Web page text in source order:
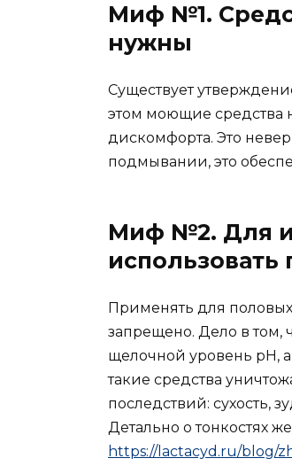
Миф №1.
нужны
Существует
этом моющие средства
дискомфорта. Это
подмывании, это
Миф №2. Для
Применять для
запрещено. Дело в том,
щелочной уровень рН, а
такие средства
последствий: сухость,
Детально о тонкостях
https://lactacyd.ru/blog/